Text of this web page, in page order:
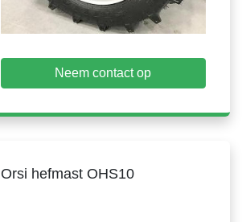
Neem contact op
Orsi hefmast OHS10